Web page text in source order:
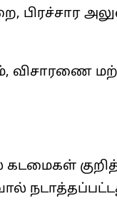
பிரச்சார